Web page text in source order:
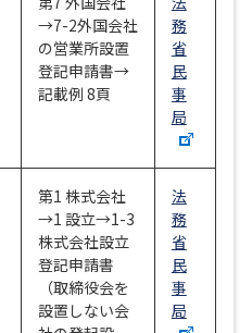
→7-2外国会社
の営業所設置
登記申請書→
記載例 8頁
務
省
民
事
局
第1 株式会社
→1 設立→1-3
株式会社設立
登記申請書
（取締役会を
設置しない会
法
務
省
民
事
局